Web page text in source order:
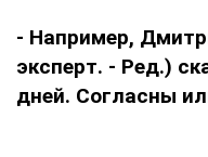
- Например,
эксперт. - Ред.)
дней. Согласны